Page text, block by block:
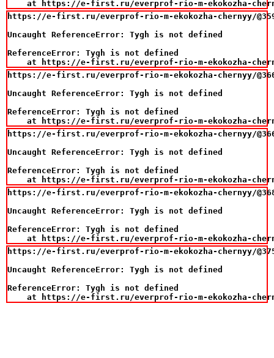
at https://e-first.ru/everprof-rio-m-ekokozha-
https://e-first.ru/everprof-rio-m-ekokozha-chernyy/
Uncaught ReferenceError: Tygh is not defined
ReferenceError: Tygh is not defined
at https://e-first.ru/everprof-rio-m-ekokozha-
https://e-first.ru/everprof-rio-m-ekokozha-chernyy/
Uncaught ReferenceError: Tygh is not defined
ReferenceError: Tygh is not defined
at https://e-first.ru/everprof-rio-m-ekokozha-
https://e-first.ru/everprof-rio-m-ekokozha-chernyy/
Uncaught ReferenceError: Tygh is not defined
ReferenceError: Tygh is not defined
at https://e-first.ru/everprof-rio-m-ekokozha-
https://e-first.ru/everprof-rio-m-ekokozha-chernyy/
Uncaught ReferenceError: Tygh is not defined
ReferenceError: Tygh is not defined
at https://e-first.ru/everprof-rio-m-ekokozha-
https://e-first.ru/everprof-rio-m-ekokozha-chernyy/
Uncaught ReferenceError: Tygh is not defined
ReferenceError: Tygh is not defined
at https://e-first.ru/everprof-rio-m-ekokozha-